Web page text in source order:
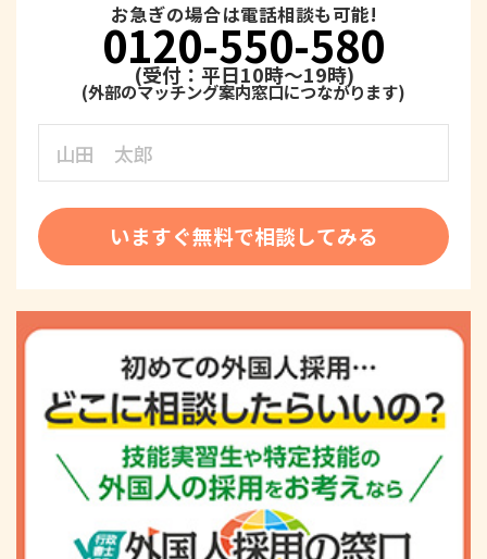
お急ぎの場合は電話相談も可能!
0120-550-580
(受付：平日10時～19時)
いますぐ無料で相談してみる